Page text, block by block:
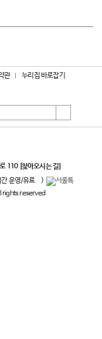
관 누리집 바로잡기
110 [찾아오시는 길]
운영/유료
)
rights reserved